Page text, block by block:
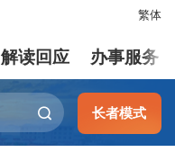
繁体
解读回应 办事服务
长者模式